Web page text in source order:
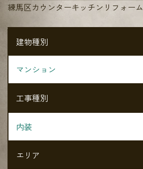
練馬区カウンターキッチンリフォーム
建物種別
マンション
工事種別
内装
エリア